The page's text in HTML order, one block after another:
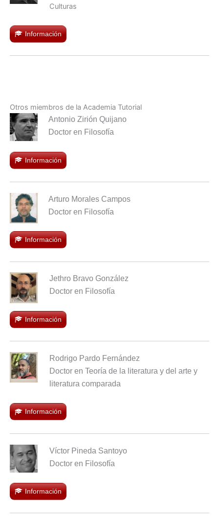
Culturas
Información
Otros miembros de la Academia Tutorial
Antonio Zirión Quijano
Doctor en Filosofía
Información
Arturo Morales Campos
Doctor en Filosofía
Información
Jethro Bravo González
Doctor en Filosofía
Información
Rodrigo Pardo Fernández
Doctor en Teoría de la literatura y del arte y
literatura comparada
Información
Víctor Pineda Santoyo
Doctor en Filosofía
Información